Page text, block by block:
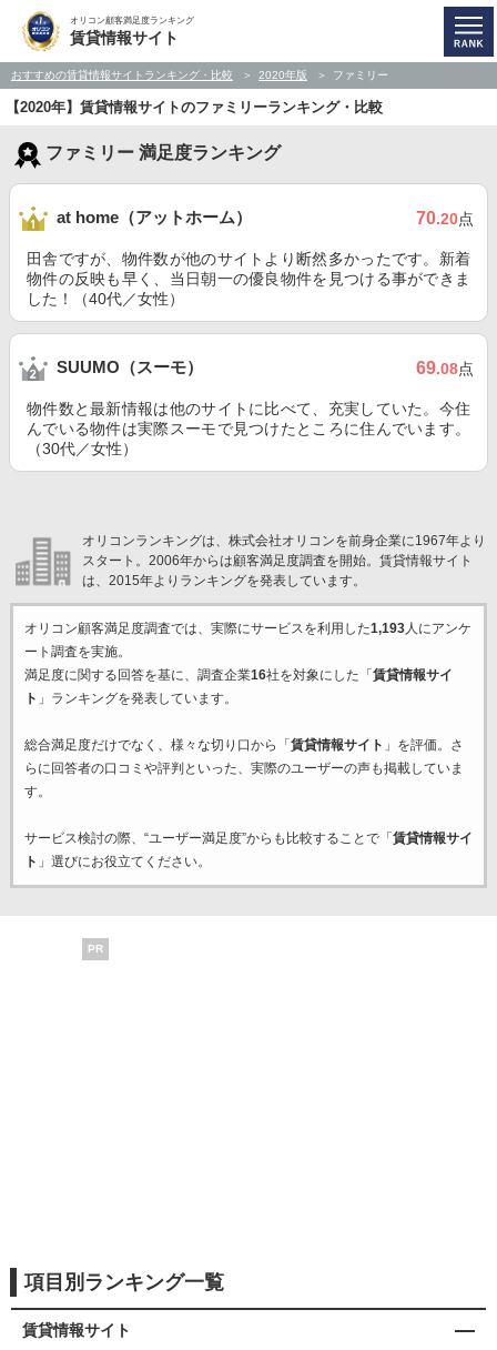
オリコン顧客満足度ランキング
賃貸情報サイト
おすすめの賃貸情報サイトランキング・比較 2020年版 ファミリー
【2020年】賃貸情報サイトのファミリーランキング・比較
ファミリー 満足度ランキング
at home（アットホーム） 70.20点
田舎ですが、物件数が他のサイトより断然多かったです。新着
物件の反映も早く、当日朝一の優良物件を見つける事ができま
した！（40代／女性）
SUUMO（スーモ） 69.08点
物件数と最新情報は他のサイトに比べて、充実していた。今住
んでいる物件は実際スーモで見つけたところに住んでいます。
（30代／女性）
オリコンランキングは、株式会社オリコンを前身企業に1967年より
スタート。2006年からは顧客満足度調査を開始。賃貸情報サイト
は、2015年よりランキングを発表しています。
オリコン顧客満足度調査では、実際にサービスを利用した1,193人にアンケ
ート調査を実施。
満足度に関する回答を基に、調査企業16社を対象にした「 賃貸情報サイ
ト 」ランキングを発表しています。
総合満足度だけでなく、様々な切り口から「 賃貸情報サイト 」を評価。さ
らに回答者の口コミや評判といった、実際のユーザーの声も掲載していま
す。
サービス検討の際、“ユーザー満足度”からも比較することで「 賃貸情報サイ
ト 」選びにお役立てください。
PR
項目別ランキング一覧
賃貸情報サイト